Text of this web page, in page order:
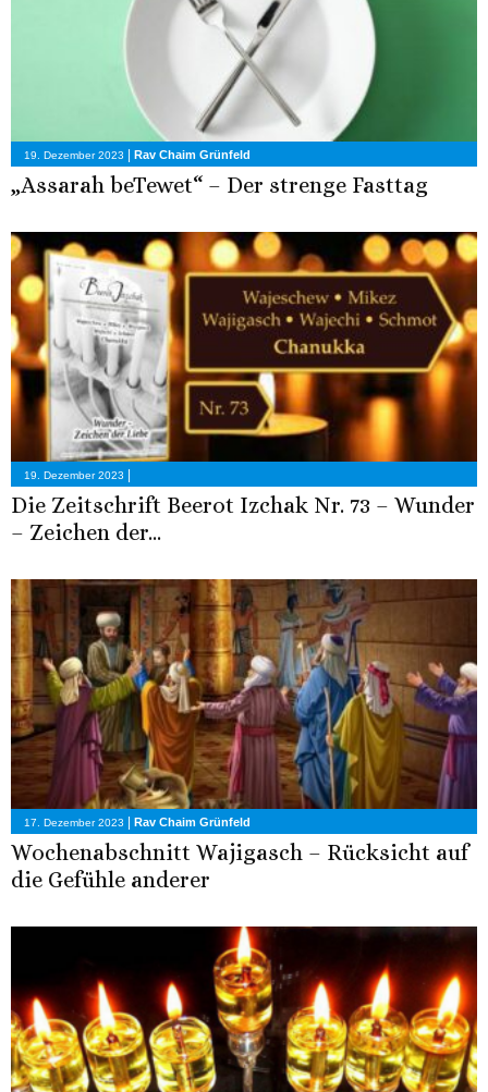
19. Dezember 2023 | Rav Chaim Grünfeld
„Assarah beTewet“ – Der strenge Fasttag
19. Dezember 2023 |
Die Zeitschrift Beerot Izchak Nr. 73 – Wunder
– Zeichen der...
17. Dezember 2023 Rav Chaim Grünfeld
Wochenabschnitt Wajigasch – Rücksicht auf
die Gefühle anderer